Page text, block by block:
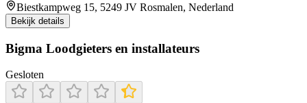
Biestkampweg 15, 5249 JV Rosmalen, Nederland
Bekijk details
Bigma Loodgieters en installateurs
Gesloten